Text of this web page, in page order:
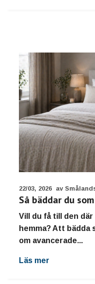
22/03, 2026 av
Så bäddar du
Vill du få till den
hemma? Att
om avancerade...
Läs mer